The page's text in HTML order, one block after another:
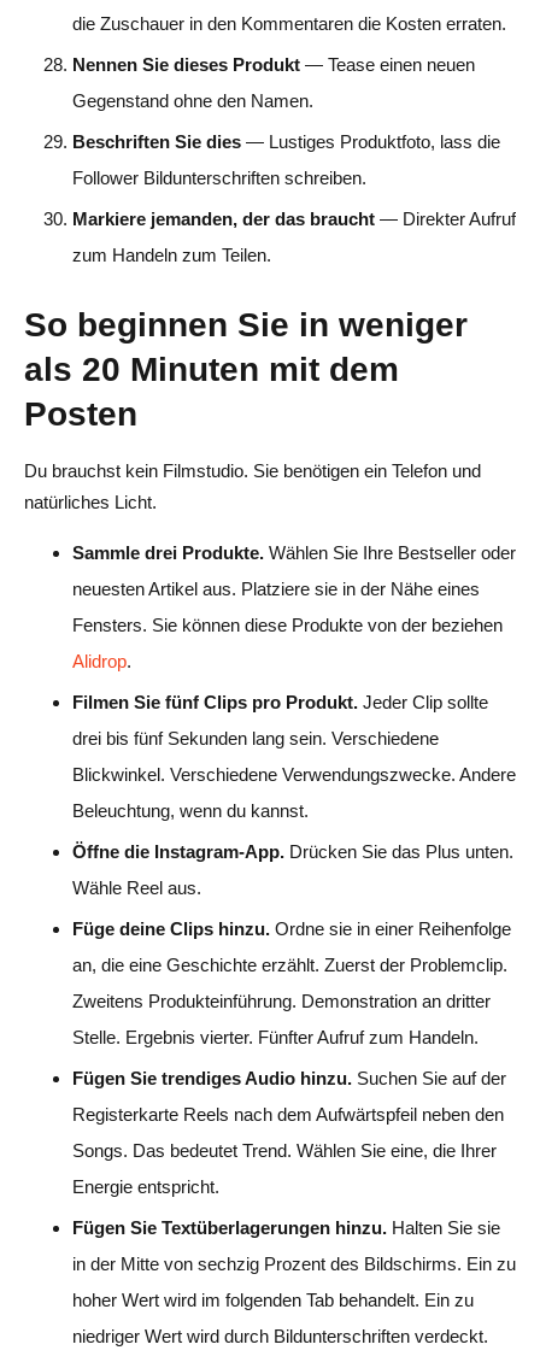
die Zuschauer in den Kommentaren die Kosten erraten.
Nennen Sie dieses Produkt — Tease einen neuen
Gegenstand ohne den Namen.
Beschriften Sie dies — Lustiges Produktfoto, lass die
Follower Bildunterschriften schreiben.
Markiere jemanden, der das braucht — Direkter Aufruf
zum Handeln zum Teilen.
So beginnen Sie in weniger
als 20 Minuten mit dem
Posten
Du brauchst kein Filmstudio. Sie benötigen ein Telefon und
natürliches Licht.
Sammle drei Produkte. Wählen Sie Ihre Bestseller oder
neuesten Artikel aus. Platziere sie in der Nähe eines
Fensters. Sie können diese Produkte von der beziehen
Alidrop.
Filmen Sie fünf Clips pro Produkt. Jeder Clip sollte
drei bis fünf Sekunden lang sein. Verschiedene
Blickwinkel. Verschiedene Verwendungszwecke. Andere
Beleuchtung, wenn du kannst.
Öffne die Instagram-App. Drücken Sie das Plus unten.
Wähle Reel aus.
Füge deine Clips hinzu. Ordne sie in einer Reihenfolge
an, die eine Geschichte erzählt. Zuerst der Problemclip.
Zweitens Produkteinführung. Demonstration an dritter
Stelle. Ergebnis vierter. Fünfter Aufruf zum Handeln.
Fügen Sie trendiges Audio hinzu. Suchen Sie auf der
Registerkarte Reels nach dem Aufwärtspfeil neben den
Songs. Das bedeutet Trend. Wählen Sie eine, die Ihrer
Energie entspricht.
Fügen Sie Textüberlagerungen hinzu. Halten Sie sie
in der Mitte von sechzig Prozent des Bildschirms. Ein zu
hoher Wert wird im folgenden Tab behandelt. Ein zu
niedriger Wert wird durch Bildunterschriften verdeckt.